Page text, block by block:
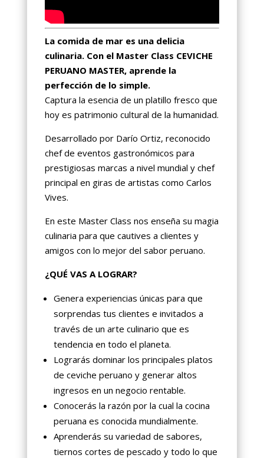
La comida de mar es una delicia
culinaria. Con el Master Class CEVICHE
PERUANO MASTER, aprende la
perfección de lo simple.
Captura la esencia de un platillo fresco que
hoy es patrimonio cultural de la humanidad.
Desarrollado por Darío Ortiz, reconocido
chef de eventos gastronómicos para
prestigiosas marcas a nivel mundial y chef
principal en giras de artistas como Carlos
Vives.
En este Master Class nos enseña su magia
culinaria para que cautives a clientes y
amigos con lo mejor del sabor peruano.
¿QUÉ VAS A LOGRAR?
Genera experiencias únicas para que
sorprendas tus clientes e invitados a
través de un arte culinario que es
tendencia en todo el planeta.
Lograrás dominar los principales platos
de ceviche peruano y generar altos
ingresos en un negocio rentable.
Conocerás la razón por la cual la cocina
peruana es conocida mundialmente.
Aprenderás su variedad de sabores,
tiernos cortes de pescado y todo lo que